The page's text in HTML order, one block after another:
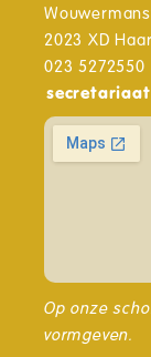
2023 XD
023 5272550
secretariaat
Op onze
vormgeven.